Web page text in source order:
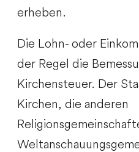
erheben.
Die Lohn- oder
der Regel die
Kirchensteuer. Der
Kirchen, die anderen